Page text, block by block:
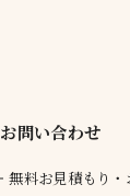
お問い合わせ
無料お見積もり